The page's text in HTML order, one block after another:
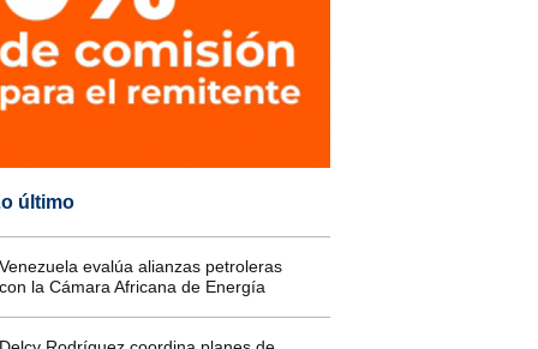
último
evalúa alianzas petroleras
la Cámara Africana de Energía